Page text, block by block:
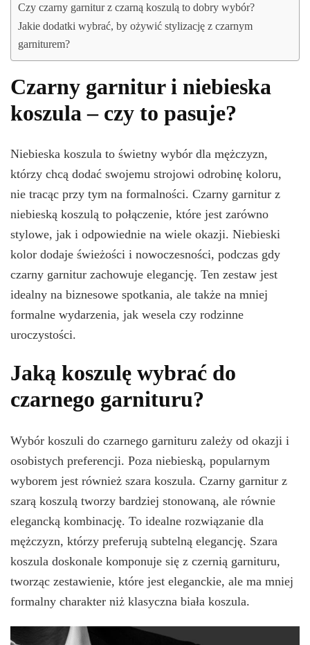
Czy czarny garnitur z czarną koszulą to dobry wybór?
Jakie dodatki wybrać, by ożywić stylizację z czarnym
garniturem?
Czarny garnitur i niebieska
koszula – czy to pasuje?
Niebieska koszula to świetny wybór dla mężczyzn,
którzy chcą dodać swojemu strojowi odrobinę koloru,
nie tracąc przy tym na formalności. Czarny garnitur z
niebieską koszulą to połączenie, które jest zarówno
stylowe, jak i odpowiednie na wiele okazji. Niebieski
kolor dodaje świeżości i nowoczesności, podczas gdy
czarny garnitur zachowuje elegancję. Ten zestaw jest
idealny na biznesowe spotkania, ale także na mniej
formalne wydarzenia, jak wesela czy rodzinne
uroczystości.
Jaką koszulę wybrać do
czarnego garnituru?
Wybór koszuli do czarnego garnituru zależy od okazji i
osobistych preferencji. Poza niebieską, popularnym
wyborem jest również szara koszula. Czarny garnitur z
szarą koszulą tworzy bardziej stonowaną, ale równie
elegancką kombinację. To idealne rozwiązanie dla
mężczyzn, którzy preferują subtelną elegancję. Szara
koszula doskonale komponuje się z czernią garnituru,
tworząc zestawienie, które jest eleganckie, ale ma mniej
formalny charakter niż klasyczna biała koszula.